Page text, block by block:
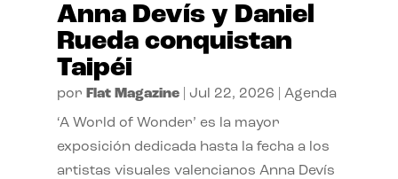
Anna Devís y Daniel
Rueda conquistan
Taipéi
por Flat Magazine| Jul 22, 2026 Agenda
‘A World of Wonder’ es la mayor
exposición dedicada hasta la fecha a los
artistas visuales valencianos Anna Devís